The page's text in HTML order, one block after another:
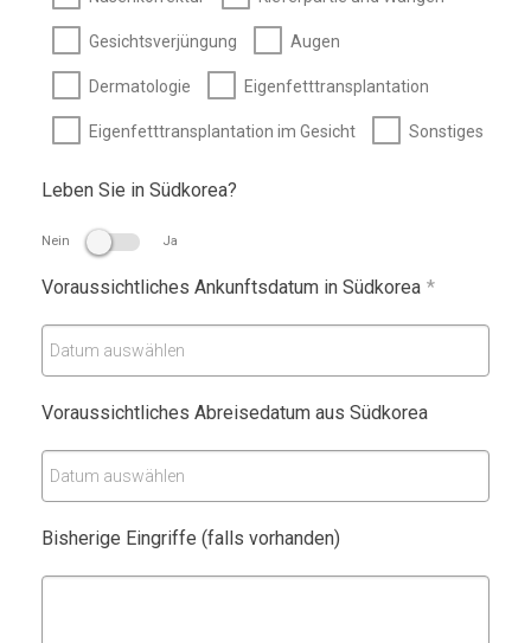
Gesichtsverjüngung Augen
Dermatologie Eigenfetttransplantation
Eigenfetttransplantation im Gesicht Sonstiges
Leben Sie in Südkorea?
Nein Ja
Voraussichtliches Ankunftsdatum in Südkorea *
Datum auswählen
Voraussichtliches Abreisedatum aus Südkorea
Datum auswählen
Bisherige Eingriffe (falls vorhanden)